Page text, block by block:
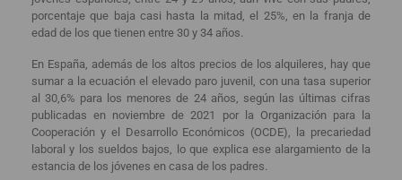
porcentaje que baja casi hasta la mitad, el 25%, en la franja de
edad de los que tienen entre 30 y 34 años.
En España, además de los altos precios de los alquileres, hay que
sumar a la ecuación el elevado paro juvenil, con una tasa superior
al 30,6% para los menores de 24 años, según las últimas cifras
publicadas en noviembre de 2021 por la Organización para la
Cooperación y el Desarrollo Económicos (OCDE), la precariedad
laboral y los sueldos bajos, lo que explica ese alargamiento de la
estancia de los jóvenes en casa de los padres.